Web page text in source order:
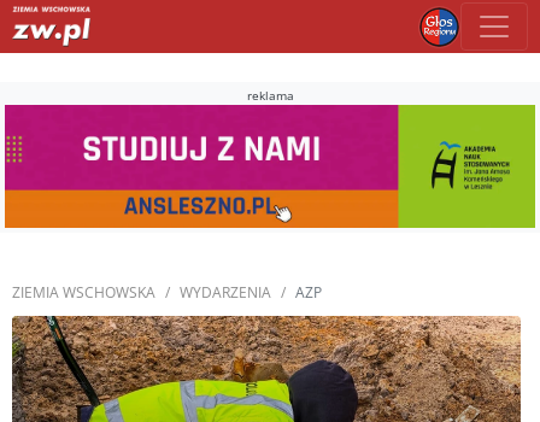
reklama
ZIEMIA WSCHOWSKA WYDARZENIA AZP